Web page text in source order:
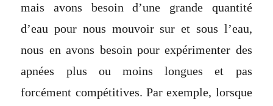
mais avons besoin d’une grande quantité
d’eau pour nous mouvoir sur et sous l’eau,
nous en avons besoin pour expérimenter des
apnées plus ou moins longues et pas
forcément compétitives. Par exemple, lorsque